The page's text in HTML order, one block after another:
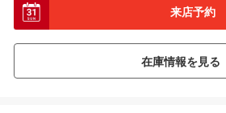
来店予約